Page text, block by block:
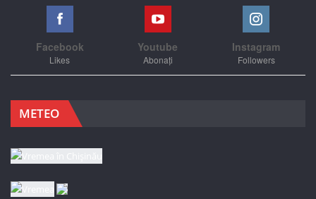
Facebook
Likes
Youtube
Abonați
Instagram
Followers
METEO